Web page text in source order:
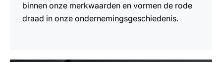
binnen onze merkwaarden en vormen de rode
draad in onze ondernemingsgeschiedenis.